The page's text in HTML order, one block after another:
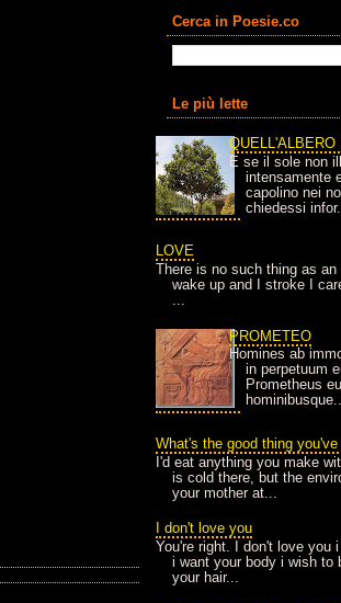
Cerca in Poesie.co
Le più lette
QUELL'ALBERO
E se il sole non
intensamente
capolino nei
chiedessi infor...
LOVE
There is no such thing as an
wake up and I stroke I
...
PROMETEO
Homines ab
in perpetuum
Prometheus
What's the good thing
I'd eat anything you make
is cold there, but the
your mother at...
I don't love you
You're right. I don't love you
i want your body i wish to
your hair...